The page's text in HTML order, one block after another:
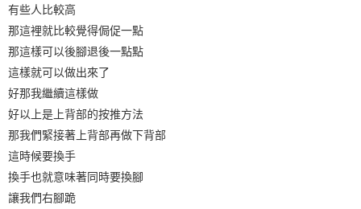
有些人比較高
那這裡就比較覺得侷促一點
那這樣可以後腳退後一點點
這樣就可以做出來了
好那我繼續這樣做
好以上是上背部的按推方法
那我們緊接著上背部再做下背部
這時候要換手
換手也就意味著同時要換腳
讓我們右腳跪